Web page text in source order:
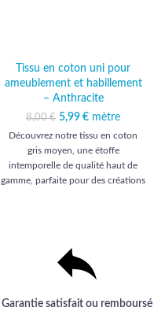
Tissu en coton uni pour
ameublement et habillement
– Anthracite
8,00€ Le prix initial était :
5,99 € Le prix actuel
est : 5,99 €.
mètre
Découvrez notre tissu en coton
gris moyen, une étoffe
intemporelle de qualité haut de
gamme, parfaite pour des créations
Garantie satisfait ou remboursé